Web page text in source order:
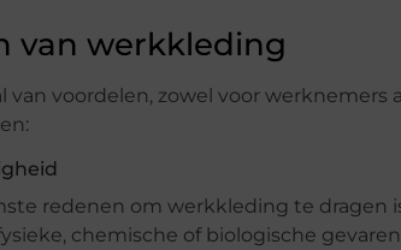
van werkkleding
voordelen, zowel voor werknemers
redenen om werkkleding te dragen
chemische of biologische